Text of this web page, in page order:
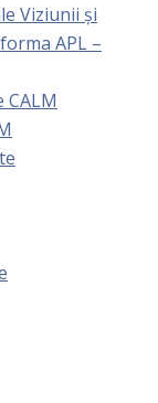
Viziunii și
APL –